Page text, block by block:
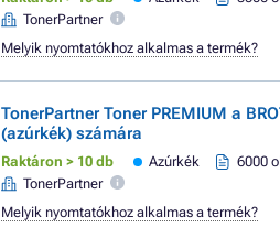
TonerPartner
Melyik nyomtatókhoz alkalmas a termék?
TonerPartner Toner PREMIUM a
(azúrkék) számára
Raktáron > 10 db Azúrkék 6000
TonerPartner
Melyik nyomtatókhoz alkalmas a termék?